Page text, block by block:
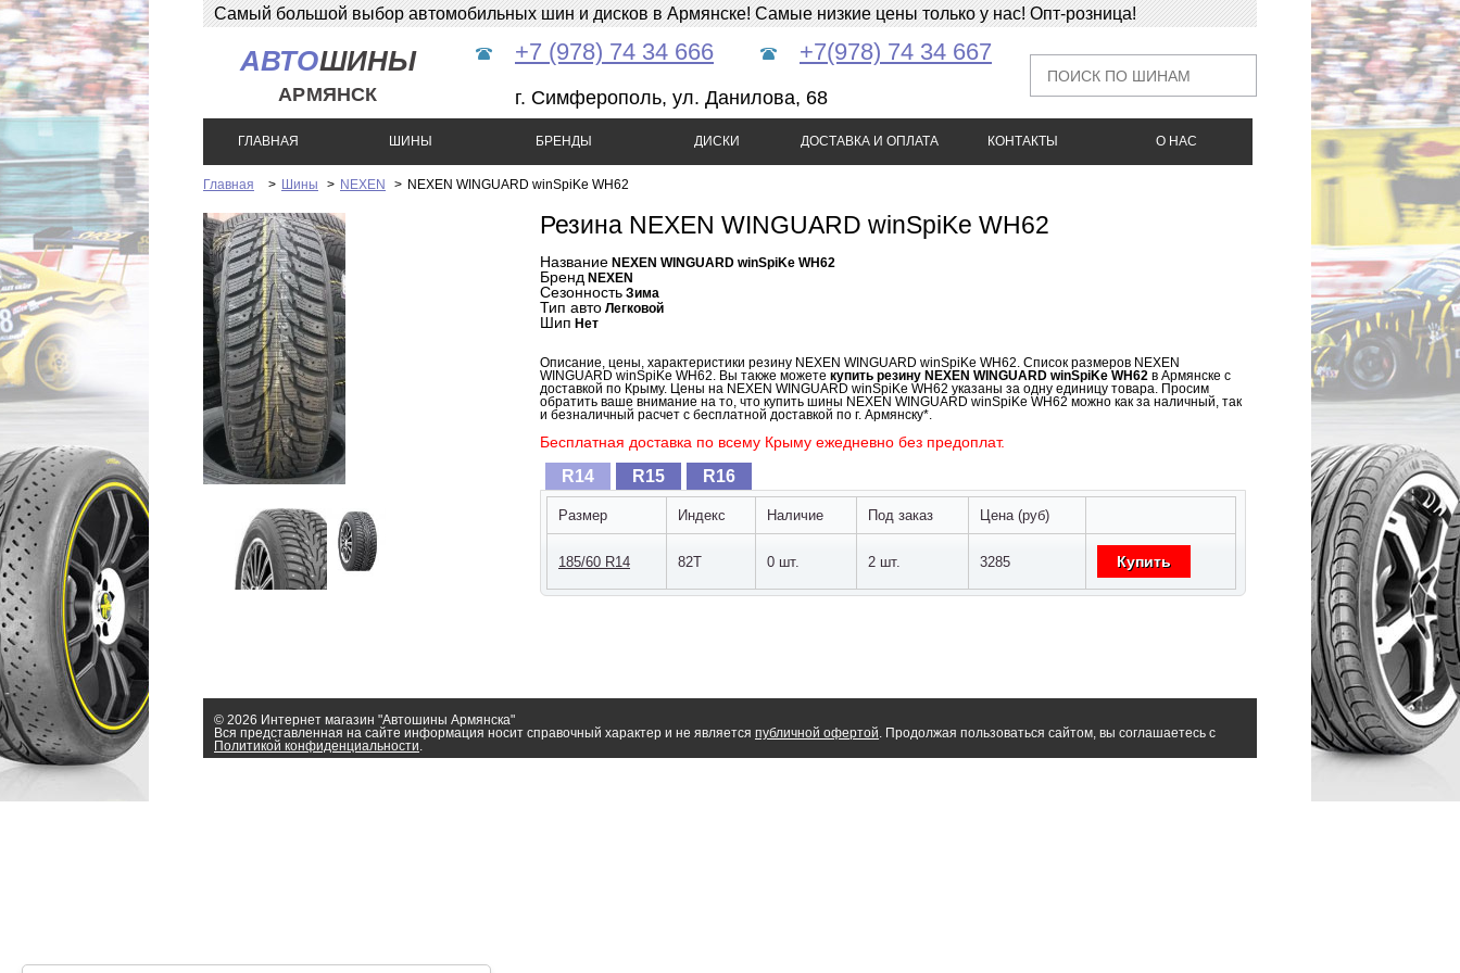
Самый большой выбор автомобильных шин и дисков в Армянске! Самые низкие цены только у нас! Опт-розница!
АВТОШИНЫ
АРМЯНСК
+7 (978) 74 34 666 +7(978) 74 34 667
г. Симферополь, ул. Данилова, 68
ГЛАВНАЯ ШИНЫ БРЕНДЫ ДИСКИ ДОСТАВКА И ОПЛАТА КОНТАКТЫ О НАС
Главная > Шины > NEXEN > NEXEN WINGUARD winSpiKe WH62
Резина NEXEN WINGUARD winSpiKe WH62
Название NEXEN WINGUARD winSpiKe WH62
Бренд NEXEN
Сезонность Зима
Тип авто Легковой
Шип Нет
Описание, цены, характеристики резину NEXEN WINGUARD winSpiKe WH62. Список размеров NEXEN
WINGUARD winSpiKe WH62. Вы также можете купить резину NEXEN WINGUARD winSpiKe WH62 в Армянске с
доставкой по Крыму. Цены на NEXEN WINGUARD winSpiKe WH62 указаны за одну единицу товара. Просим
обратить ваше внимание на то, что купить шины NEXEN WINGUARD winSpiKe WH62 можно как за наличный, так
и безналичный расчет с бесплатной доставкой по г. Армянску*.
Бесплатная доставка по всему Крыму ежедневно без предоплат.
R14 R15 R16
Размер Индекс Наличие Под заказ Цена (руб)
185/60 R14 82T 0 шт. 2 шт. 3285 Купить
© 2026 Интернет магазин "Автошины Армянска"
Вся представленная на сайте информация носит справочный характер и не является публичной офертой. Продолжая пользоваться сайтом, вы соглашаетесь с
Политикой конфиденциальности.